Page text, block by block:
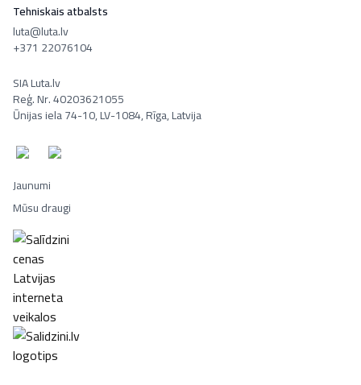
Tehniskais atbalsts
luta@luta.lv
+371 22076104
SIA Luta.lv
Reģ. Nr. 40203621055
Ūnijas iela 74-10, LV-1084, Rīga, Latvija
Jaunumi
Mūsu draugi